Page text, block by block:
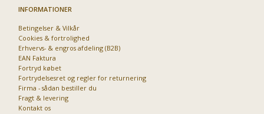
INFORMATIONER
Betingelser & Vilkår
Cookies & fortrolighed
Erhvervs- & engros afdeling (B2B)
EAN Faktura
Fortryd købet
Fortrydelsesret og regler for returnering
Firma - sådan bestiller du
Fragt & levering
Kontakt os